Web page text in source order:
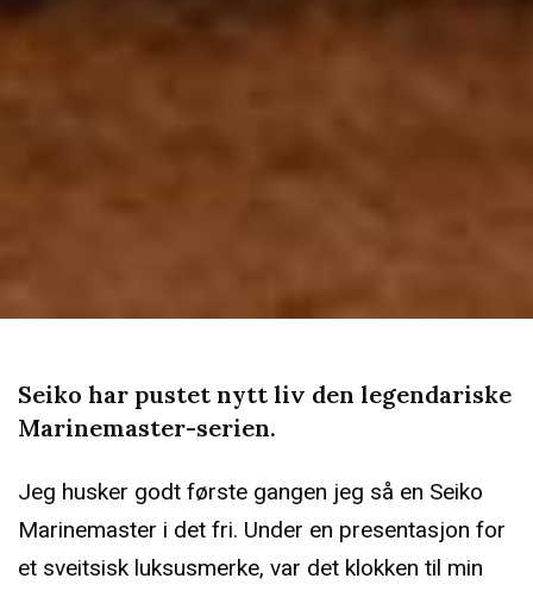
Seiko har pustet nytt liv den legendariske
Marinemaster-serien.
Jeg husker godt første gangen jeg så en Seiko
Marinemaster i det fri. Under en presentasjon for
et sveitsisk luksusmerke, var det klokken til min